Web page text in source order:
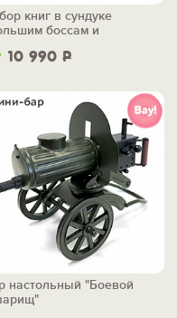
10 990 Р
книг в сундуке
боссам и
настольный "Боевой